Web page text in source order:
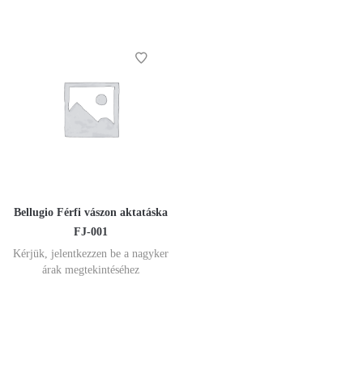
Bellugio Férfi vászon aktatáska
FJ-001
Kérjük, jelentkezzen be a nagyker
árak megtekintéséhez